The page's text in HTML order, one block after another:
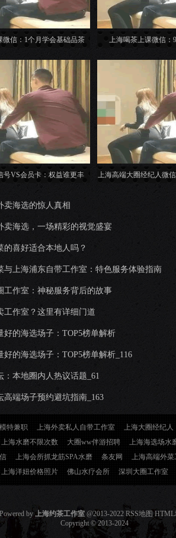
微信：1个月学会基础品茶 上海喝茶上课微信：
号VS会员卡：权益谁更丰
上海高端大圈经纪人微
卖海选的惊人真相
卖海选，一场精彩的视觉盛宴
的喜好适合本地人吗？
与上海浦东自带工作室：特色服务体验指南
工作室：神秘服务背后的故事
工作室？这里有详细门道
好的海选场子：TOP5榜单解析
好的海选场子：TOP5榜单解析_116
：本地圈内人热议话题_61
高端场子预约避坑指南_163
特兼职 上海外卖私人自带工作室 上海大圈经纪人
上海水磨不限次数 大圈ww伴游招聘 上海海选场水
上海会所抓龙筋SPA水磨 条友网 上海高端外菜
上海洋妞价格照片 佛山水疗会所 深圳大圈工作室
Powered by上海约茶工作室 @2013-2022 RSS地图 HTML
Copyright © 2013-2024